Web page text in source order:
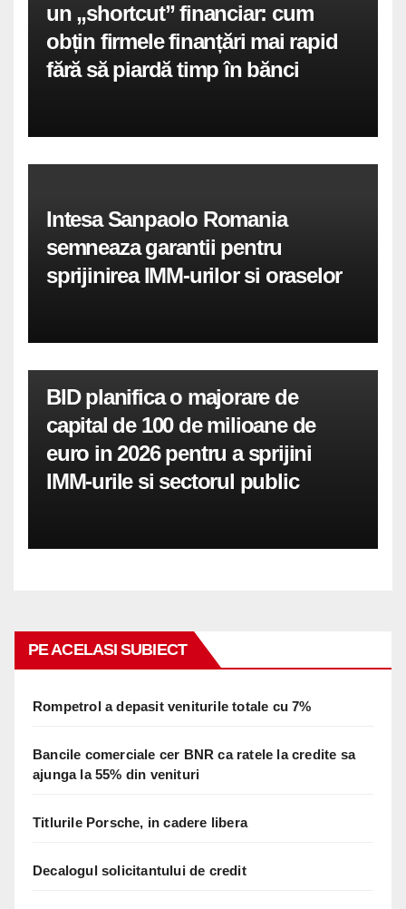
un „shortcut” financiar: cum
obțin firmele finanțări mai rapid
fără să piardă timp în bănci
Intesa Sanpaolo Romania
semneaza garantii pentru
sprijinirea IMM-urilor si oraselor
BID planifica o majorare de
capital de 100 de milioane de
euro in 2026 pentru a sprijini
IMM-urile si sectorul public
PE ACELASI SUBIECT
Rompetrol a depasit veniturile totale cu 7%
Bancile comerciale cer BNR ca ratele la credite sa
ajunga la 55% din venituri
Titlurile Porsche, in cadere libera
Decalogul solicitantului de credit